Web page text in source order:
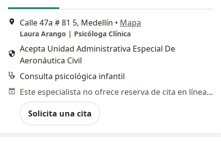
Calle 47a # 81 5, Medellín • Mapa
Laura Arango | Psicóloga Clínica
Acepta Unidad Administrativa Especial De
Aeronáutica Civil
Consulta psicológica infantil
Este especialista no ofrece reserva de cita en línea en esta dirección.
Solicita una cita